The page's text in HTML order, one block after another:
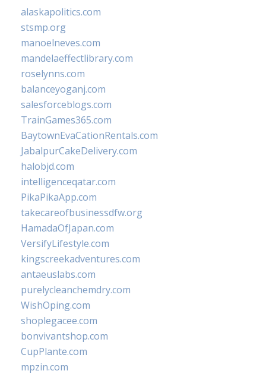
alaskapolitics.com
stsmp.org
manoelneves.com
mandelaeffectlibrary.com
roselynns.com
balanceyoganj.com
salesforceblogs.com
TrainGames365.com
BaytownEvaCationRentals.com
JabalpurCakeDelivery.com
halobjd.com
intelligenceqatar.com
PikaPikaApp.com
takecareofbusinessdfw.org
HamadaOfJapan.com
VersifyLifestyle.com
kingscreekadventures.com
antaeuslabs.com
purelycleanchemdry.com
WishOping.com
shoplegacee.com
bonvivantshop.com
CupPlante.com
mpzin.com